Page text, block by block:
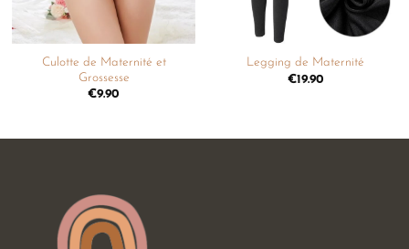
Culotte de Maternité et
Grossesse
€9.90
Legging de Maternité
€19.90